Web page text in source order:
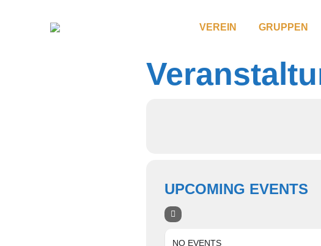
VEREIN GRUPPEN
UPCOMING EVENTS
NO EVENTS